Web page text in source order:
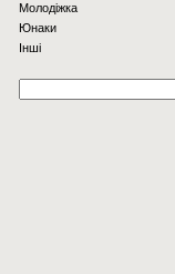
Молодіжка
Юнаки
Інші